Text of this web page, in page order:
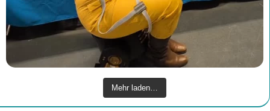
Mehr laden…